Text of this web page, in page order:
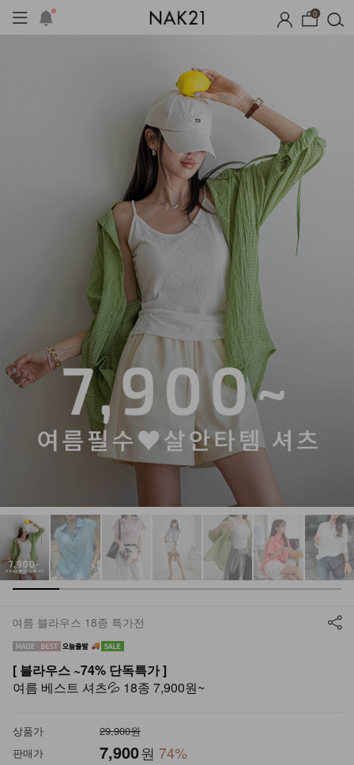
0
여름 잠옷 장마템 기획전 오늘출발
여름 블라우스 18종 특가전
[ 블라우스 ~74% 단독특가 ]
여름 베스트 셔츠💦 18종 7,900원~
상품가
29,900원
판매가
7,900원 74%